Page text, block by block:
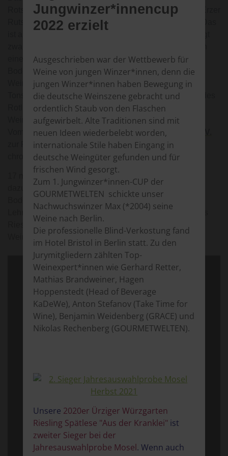
Jungwinzer*innencup
2022 erzielt
Ausgeschrieben war der Wettbewerb für
Weine von jungen Winzer*innen, denn die
jungen Winzer*innen haben Bewegung in
die deutsche Weinszene gebracht und
ordentlich Staub von den Flaschen
aufgewirbelt. Alte Traditionen sind mit
neuen Ideen wiederbelebt worden,
internationale Stile haben Eingang in
deutsche Weingüter gefunden und für
frischen Wind gesorgt.
Zum 1. Jungwinzer*innen-CUP der
GOURMETWELTEN schickte unser
Nachwuchswinzer Max (*2004) seine
Weine nach Berlin.
Die professionelle Blind-Verkostung fand
im Hotel Bristol in Berlin statt. Zu den
Jurymitgliedern zählten Top-
Weinexpert*innen wie Gerhard Retter,
Mathias Brandweiner, Hagen
Hoppenstedt (Head of Beverage
KaDeWe), Anton Stefanov (Take Time for
Wine), Benjamin Weidenberg (GRACE) und
Nikolas Rechenberg (GOURMETWELTEN).
Unsere 2020er Ürziger Würzgarten
Riesling Spätlese "Aus der Kranklei" ist
zweiter Sieger bei der
Jahresauswahlprobe Mosel. Wenn auch
Rotschwänzchen. Die Ürziger sind in der Region als „Erzer
Rutschwänzcha“ (Ürziger Rotschwänzchen) bekannt. Das
einem Ausläufer der Wittlicher Senke. Das macht den
Boden in den Weinbergen so interessant und die
Weintrauben und ihre Weine so spannend. Roter
Tonschiefer, Hunsrückschiefer, Rhyolith, Konglomerat des
Rotliegenden und Feuersandstein, daraus besteht der
Weinbergsboden in Ürzig.
Vom Verkaufspreis werden 3,33 € an„Annas Vereine.V.
zur Förderung von Einrichtungen zur Behandlung
chronisch und krebskranker Kinder“ gespendet.
17 mal im Jahr will der Rebstock seinen Winzer sehen,
dazu zählen u. a. Reben schneiden, binden,
Lehn Dich entspannt zurück, nimm Dir ein Glas unseres